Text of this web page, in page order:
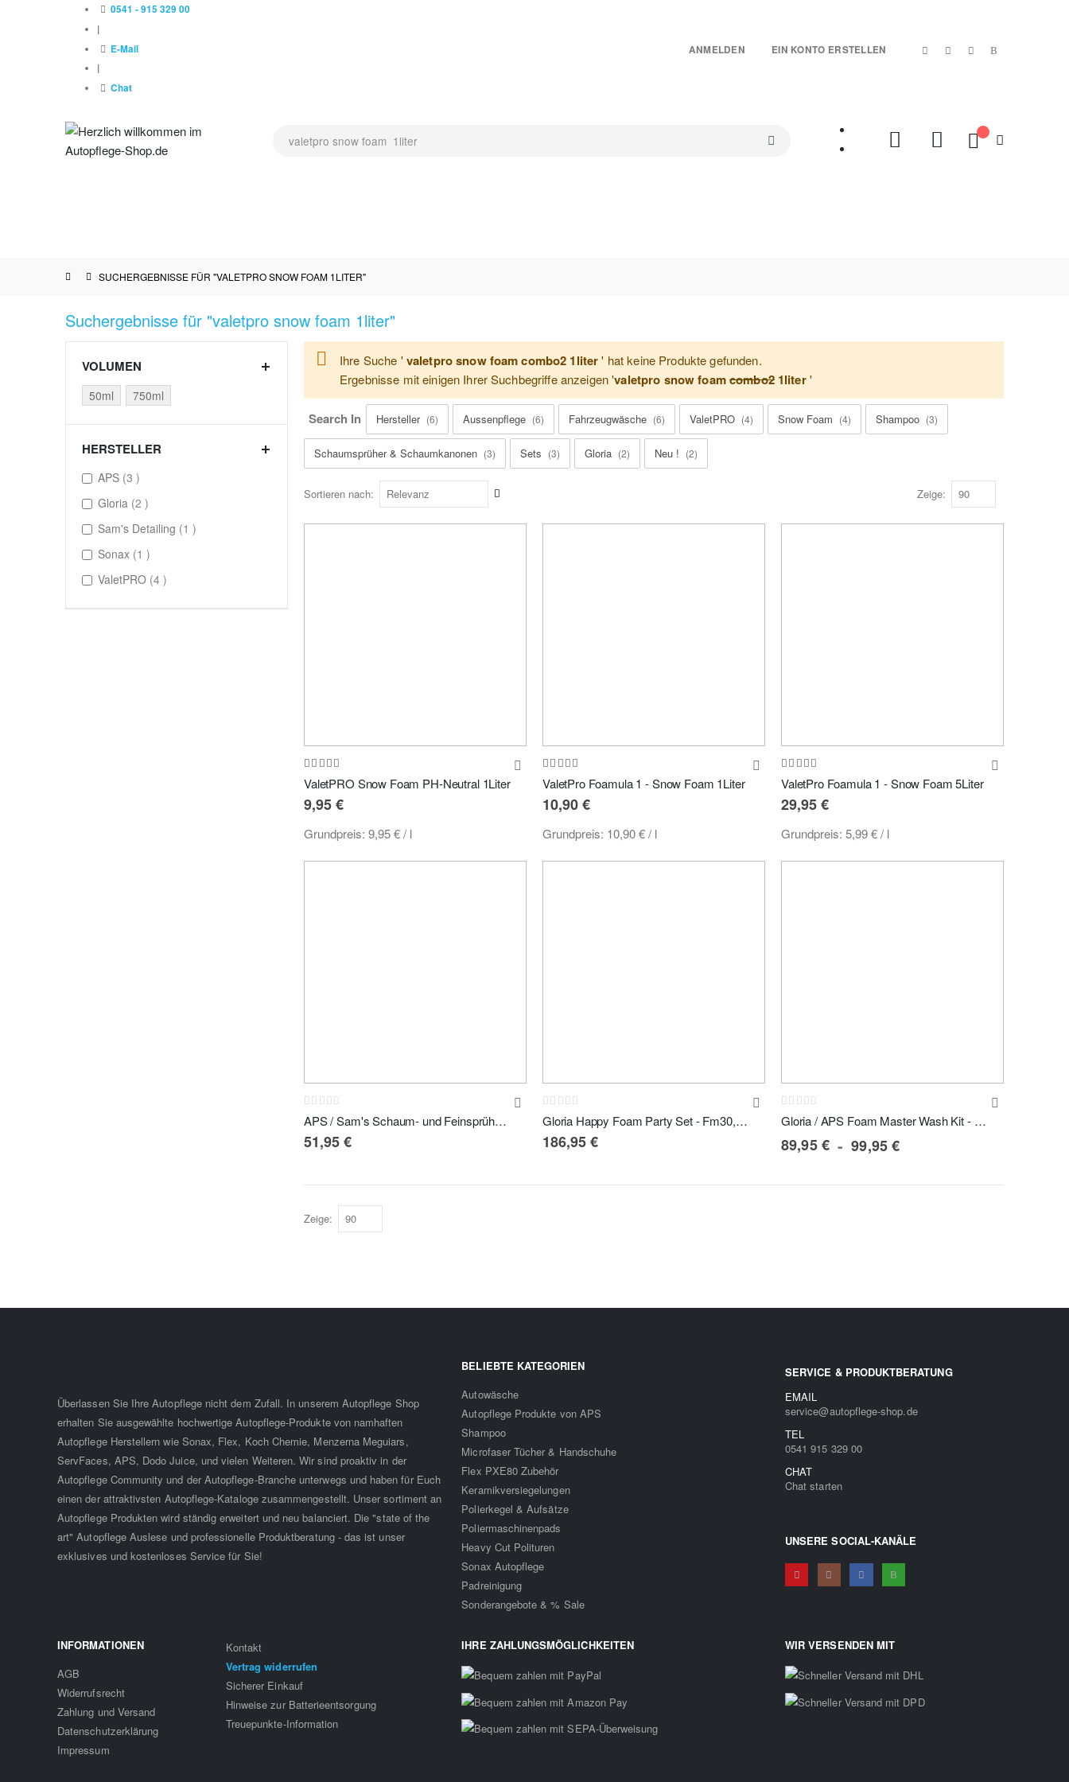
0541 - 915 329 00
|
E-Mail
|
Chat
ANMELDEN EIN KONTO ERSTELLEN
Mein Warenkorb
SUCHERGEBNISSE FÜR "VALETPRO SNOW FOAM 1LITER"
Suchergebnisse für "valetpro snow foam 1liter"
Ihre Suche 'valetpro snow foam combo2 1liter' hat keine Produkte gefunden.
Ergebnisse mit einigen Ihrer Suchbegriffe anzeigen 'valetpro snow foamcombo21liter'
Search In Hersteller 6 Aussenpflege 6 Fahrzeugwäsche 6 ValetPRO 4 Snow Foam 4 Shampoo 3
Schaumsprüher & Schaumkanonen 3 Sets 3 Gloria 2 Neu ! 2
Sortieren nach Zeige
Bewertung:
97%
ValetPRO Snow Foam PH-Neutral 1Liter
9,95 €
Grundpreis: 9,95 €/ l
Bewertung:
100%
ValetPro Foamula 1 - Snow Foam 1Liter
10,90 €
Grundpreis: 10,90 €/ l
Bewertung:
100%
ValetPro Foamula 1 - Snow Foam 5Liter
29,95 €
Grundpreis: 5,99 €/ l
Rating:
0% APS / Sam's Schaum- und Feinsprüher-Set mit ValetPRO APC, Snow Foam 9tlg.
51,95 €
Rating:
0% Gloria Happy Foam Party Set - Fm30, Akku-Kompressor+Akku+Snow Foam 6tlg.
186,95 €
Rating:
0% Gloria / APS Foam Master Wash Kit - Ceramic Storm+Snow Foam 6tlg.
89,95 € 99,95 €
Zeige
VOLUMEN
50ml 750ml
HERSTELLER
APS 3items
Gloria 2items
Sam's Detailing 1item
Sonax 1item
ValetPRO 4items
Überlassen Sie Ihre Autopflege nicht dem Zufall. In unserem Autopflege Shop
erhalten Sie ausgewählte hochwertige Autopflege-Produkte von namhaften
Autopflege Herstellern wie Sonax, Flex, Koch Chemie, Menzerna Meguiars,
ServFaces, APS, Dodo Juice, und vielen Weiteren. Wir sind proaktiv in der
Autopflege Community und der Autopflege-Branche unterwegs und haben für Euch
einen der attraktivsten Autopflege-Kataloge zusammengestellt. Unser sortiment an
Autopflege Produkten wird ständig erweitert und neu balanciert. Die "state of the
art" Autopflege Auslese und professionelle Produktberatung - das ist unser
exklusives und kostenloses Service für Sie!
BELIEBTE KATEGORIEN
Autowäsche
Autopflege Produkte von APS
Shampoo
Microfaser Tücher & Handschuhe
Flex PXE80 Zubehör
Keramikversiegelungen
Polierkegel & Aufsätze
Poliermaschinenpads
Heavy Cut Polituren
Sonax Autopflege
Padreinigung
Sonderangebote & % Sale
SERVICE & PRODUKTBERATUNG
EMAIL
service@autopflege-shop.de
TEL
0541 915 329 00
CHAT
Chat starten
UNSERE SOCIAL-KANÄLE
INFORMATIONEN
AGB
Widerrufsrecht
Zahlung und Versand
Datenschutzerklärung
Impressum
Kontakt
Vertrag widerrufen
Sicherer Einkauf
Hinweise zur Batterieentsorgung
Treuepunkte-Information
IHRE ZAHLUNGSMÖGLICHKEITEN WIR VERSENDEN MIT